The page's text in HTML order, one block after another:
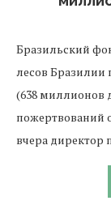
Бразильский
лесов
(638 миллионов
пожертвований
вчера директор